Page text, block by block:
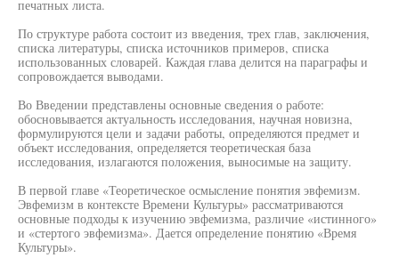
печатных листа.
По структуре работа состоит из введения, трех глав, заключения,
списка литературы, списка источников примеров, списка
использованных словарей. Каждая глава делится на параграфы и
сопровождается выводами.
Во Введении представлены основные сведения о работе:
обосновывается актуальность исследования, научная новизна,
формулируются цели и задачи работы, определяются предмет и
объект исследования, определяется теоретическая база
исследования, излагаются положения, выносимые на защиту.
В первой главе «Теоретическое осмысление понятия эвфемизм.
Эвфемизм в контексте Времени Культуры» рассматриваются
основные подходы к изучению эвфемизма, различие «истинного»
и «стертого эвфемизма». Дается определение понятию «Время
Культуры».